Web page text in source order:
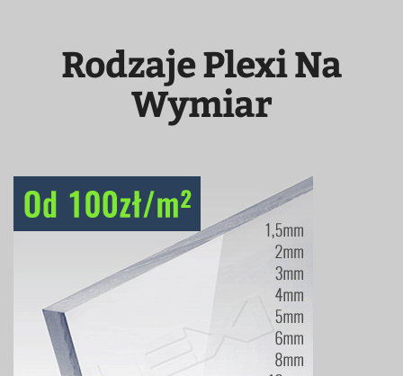
Rodzaje Plexi Na
Wymiar